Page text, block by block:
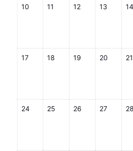
10 11 12 13 14
17 18 19 20 21
24 25 26 27 28